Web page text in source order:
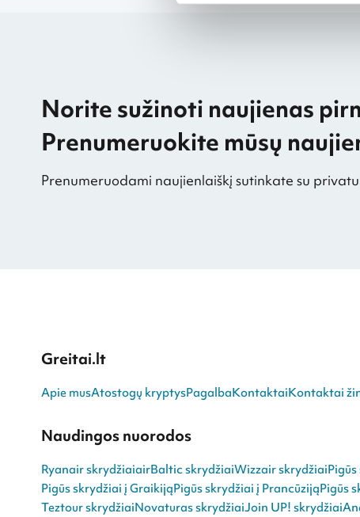
Norite sužinoti naujienas
Prenumeruokite mūsų
Prenumeruodami naujienlaiškį sutinkate su
Greitai.lt
Apie musAtostogų kryptysPagalbaKontaktaiKontaktai
Naudingos nuorodos
Ryanair skrydžiaiairBaltic skrydžiaiWizzair skrydžiai
Pigūs skrydžiai į GraikijąPigūs skrydžiai į PrancūzijąPigūs
Teztour skrydžiaiNovaturas skrydžiaiJoin UP! skrydžiai